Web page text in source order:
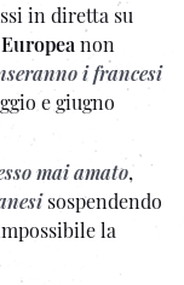
in diretta su
non
i francesi
e giugno
mai amato,
sospendendo
la